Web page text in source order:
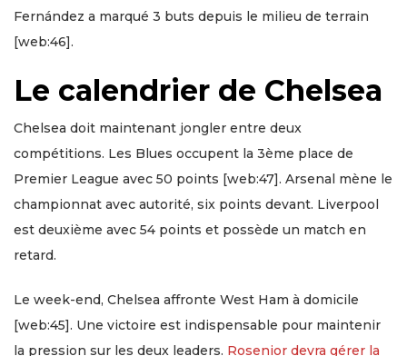
Fernández a marqué 3 buts depuis le milieu de terrain
[web:46].
Le calendrier de Chelsea
Chelsea doit maintenant jongler entre deux
compétitions. Les Blues occupent la 3ème place de
Premier League avec 50 points [web:47]. Arsenal mène le
championnat avec autorité, six points devant. Liverpool
est deuxième avec 54 points et possède un match en
retard.
Le week-end, Chelsea affronte West Ham à domicile
[web:45]. Une victoire est indispensable pour maintenir
la pression sur les deux leaders. Rosenior devra gérer la